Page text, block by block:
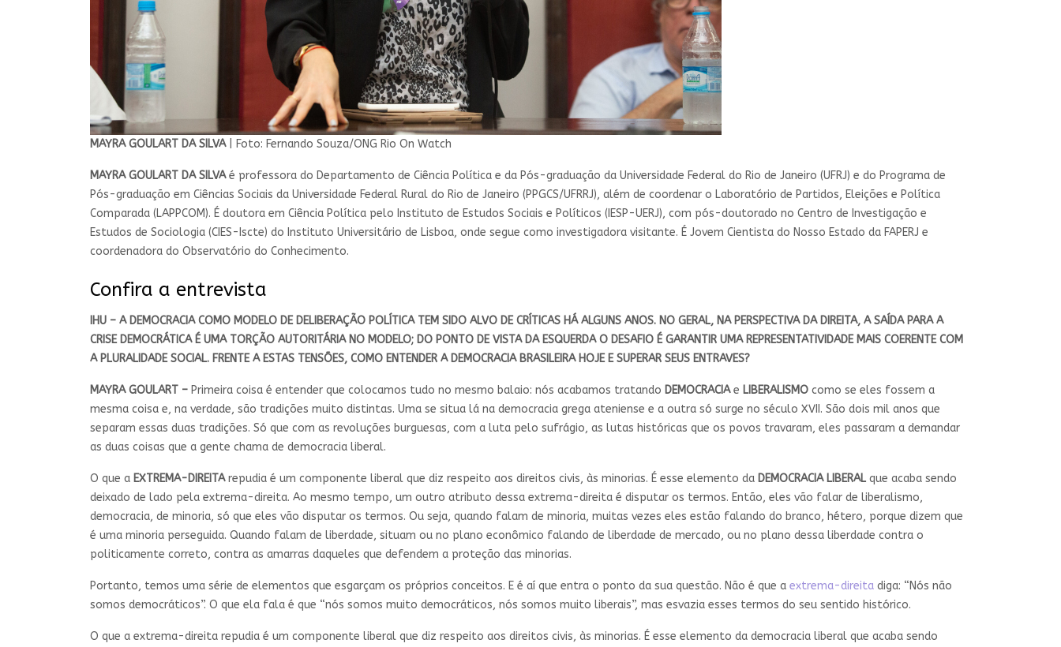
MAYRA GOULART DA SILVA| Foto: Fernando Souza/ONG Rio On Watch
MAYRA GOULART DA SILVAé professora do Departamento de Ciência Política e da Pós-graduação da Universidade Federal do Rio de Janeiro (UFRJ) e do Programa de
Pós-graduação em Ciências Sociais da Universidade Federal Rural do Rio de Janeiro (PPGCS/UFRRJ), além de coordenar o Laboratório de Partidos, Eleições e Política
Comparada (LAPPCOM). É doutora em Ciência Política pelo Instituto de Estudos Sociais e Políticos (IESP-UERJ), com pós-doutorado no Centro de Investigação e
Estudos de Sociologia (CIES-Iscte) do Instituto Universitário de Lisboa, onde segue como investigadora visitante. É Jovem Cientista do Nosso Estado da FAPERJ e
coordenadora do Observatório do Conhecimento.
Confira a entrevista
IHU – A DEMOCRACIA COMO MODELO DE DELIBERAÇÃO POLÍTICA TEM SIDO ALVO DE CRÍTICAS HÁ ALGUNS ANOS. NO GERAL, NA PERSPECTIVA DA DIREITA, A SAÍDA PARA A
CRISE DEMOCRÁTICA É UMA TORÇÃO AUTORITÁRIA NO MODELO; DO PONTO DE VISTA DA ESQUERDA O DESAFIO É GARANTIR UMA REPRESENTATIVIDADE MAIS COERENTE COM
A PLURALIDADE SOCIAL. FRENTE A ESTAS TENSÕES, COMO ENTENDER A DEMOCRACIA BRASILEIRA HOJE E SUPERAR SEUS ENTRAVES?
MAYRA GOULART – Primeira coisa é entender que colocamos tudo no mesmo balaio: nós acabamos tratando DEMOCRACIAe LIBERALISMO como se eles fossem a
mesma coisa e, na verdade, são tradições muito distintas. Uma se situa lá na democracia grega ateniense e a outra só surge no século XVII. São dois mil anos que
separam essas duas tradições. Só que com as revoluções burguesas, com a luta pelo sufrágio, as lutas históricas que os povos travaram, eles passaram a demandar
as duas coisas que a gente chama de democracia liberal.
O que a EXTREMA-DIREITArepudia é um componente liberal que diz respeito aos direitos civis, às minorias. É esse elemento da DEMOCRACIA LIBERAL que acaba sendo
deixado de lado pela extrema-direita. Ao mesmo tempo, um outro atributo dessa extrema-direita é disputar os termos. Então, eles vão falar de liberalismo,
democracia, de minoria, só que eles vão disputar os termos. Ou seja, quando falam de minoria, muitas vezes eles estão falando do branco, hétero, porque dizem que
é uma minoria perseguida. Quando falam de liberdade, situam ou no plano econômico falando de liberdade de mercado, ou no plano dessa liberdade contra o
politicamente correto, contra as amarras daqueles que defendem a proteção das minorias.
Portanto, temos uma série de elementos que esgarçam os próprios conceitos. E é aí que entra o ponto da sua questão. Não é que a extrema-direita diga: “Nós não
somos democráticos”. O que ela fala é que “nós somos muito democráticos, nós somos muito liberais”, mas esvazia esses termos do seu sentido histórico.
O que a extrema-direita repudia é um componente liberal que diz respeito aos direitos civis, às minorias. É esse elemento da democracia liberal que acaba sendo